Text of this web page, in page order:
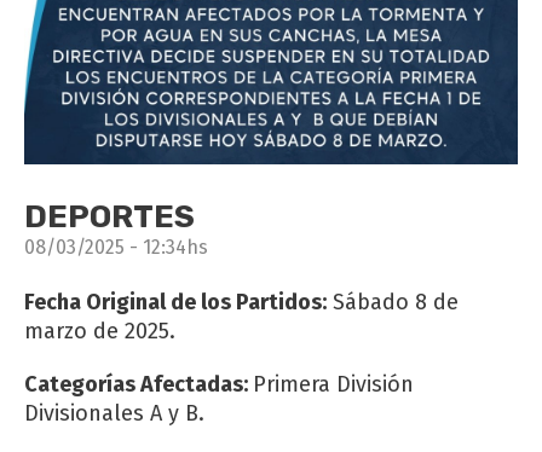
DEPORTES
08/03/2025 - 12:34hs
Fecha Original de los Partidos: Sábado 8 de
marzo de 2025.
Categorías Afectadas: Primera División
Divisionales A y B.